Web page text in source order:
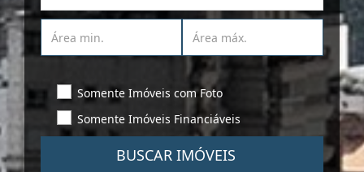
Somente Imóveis com Foto
Somente Imóveis Financiáveis
BUSCAR IMÓVEIS